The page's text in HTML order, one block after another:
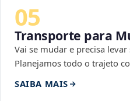
05
Transporte para
Vai se mudar e precisa
Planejamos todo o trajeto
SAIBA MAIS